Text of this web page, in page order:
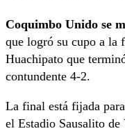
Coquimbo Unido se
que logró su cupo a la
Huachipato que
contundente 4-2.
La final está fijada
el Estadio Sausalito